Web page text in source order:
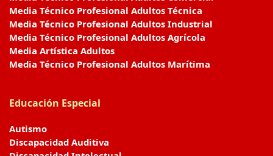
Media Técnico Profesional Adultos Técnica
Media Técnico Profesional Adultos Industrial
Media Técnico Profesional Adultos Agrícola
Media Artística Adultos
Media Técnico Profesional Adultos Marítima
Educación Especial
Autismo
Discapacidad Auditiva